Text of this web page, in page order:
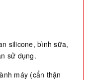
silicone, bình sữa,
sử dụng.
máy (cẩn thận